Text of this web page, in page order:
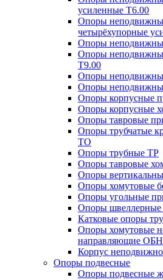
усиленные Т6.00
Опоры
четырёхупорные
Опоры
Опоры
Т9.00
Опоры
Опоры
Опоры корпусные
Опоры корпусные
Опоры тавровые
Опоры трубчатые
ТО
Опоры трубные ТР
Опоры тавровые
Опоры
Опоры хомутовые
Опоры угольные
Опоры
Катковые опоры
Опоры хомутовые
направляющие ОБН
Корпус
Опоры подвесные
Опоры подвесные